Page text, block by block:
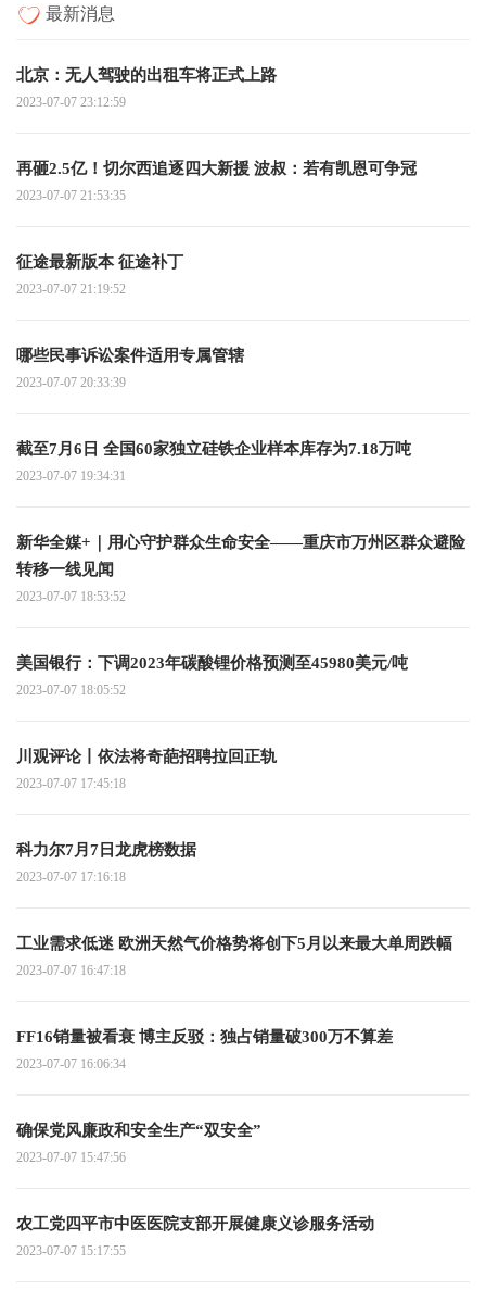
最新消息
北京：无人驾驶的出租车将正式上路
2023-07-07 23:12:59
再砸2.5亿！切尔西追逐四大新援 波叔：若有凯恩可争冠
2023-07-07 21:53:35
征途最新版本 征途补丁
2023-07-07 21:19:52
哪些民事诉讼案件适用专属管辖
2023-07-07 20:33:39
截至7月6日 全国60家独立硅铁企业样本库存为7.18万吨
2023-07-07 19:34:31
新华全媒+｜用心守护群众生命安全——重庆市万州区群众避险
转移一线见闻
2023-07-07 18:53:52
美国银行：下调2023年碳酸锂价格预测至45980美元/吨
2023-07-07 18:05:52
川观评论丨依法将奇葩招聘拉回正轨
2023-07-07 17:45:18
科力尔7月7日龙虎榜数据
2023-07-07 17:16:18
工业需求低迷 欧洲天然气价格势将创下5月以来最大单周跌幅
2023-07-07 16:47:18
FF16销量被看衰 博主反驳：独占销量破300万不算差
2023-07-07 16:06:34
确保党风廉政和安全生产“双安全”
2023-07-07 15:47:56
农工党四平市中医医院支部开展健康义诊服务活动
2023-07-07 15:17:55